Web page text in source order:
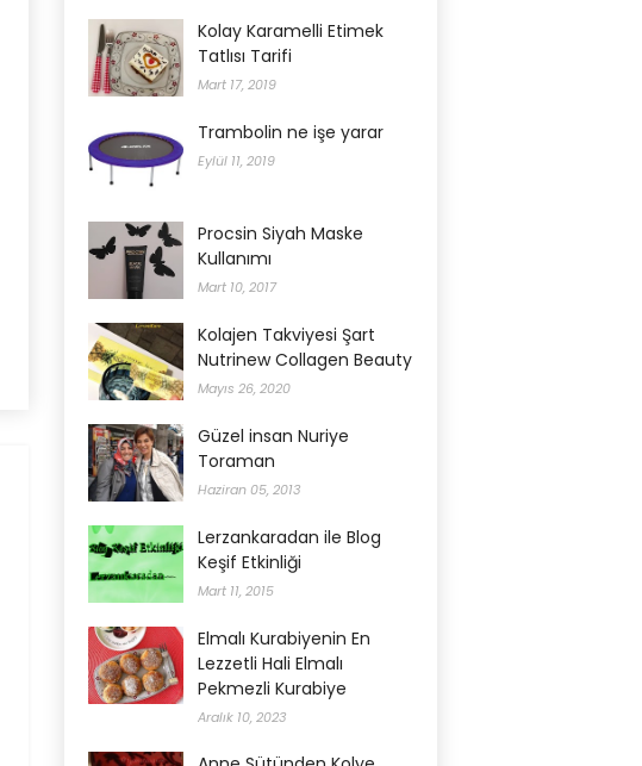
Kolay Karamelli Etimek
Tatlısı Tarifi
Mart 17, 2019
Trambolin ne işe yarar
Eylül 11, 2019
Procsin Siyah Maske
Kullanımı
Mart 10, 2017
Kolajen Takviyesi Şart
Nutrinew Collagen Beauty
Mayıs 26, 2020
Güzel insan Nuriye
Toraman
Haziran 05, 2013
Lerzankaradan ile Blog
Keşif Etkinliği
Mart 11, 2015
Elmalı Kurabiyenin En
Lezzetli Hali Elmalı
Pekmezli Kurabiye
Aralık 10, 2023